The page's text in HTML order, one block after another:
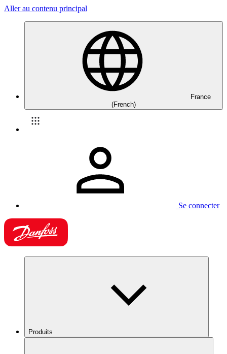
Aller au contenu principal
France
(French)
Se connecter
Produits